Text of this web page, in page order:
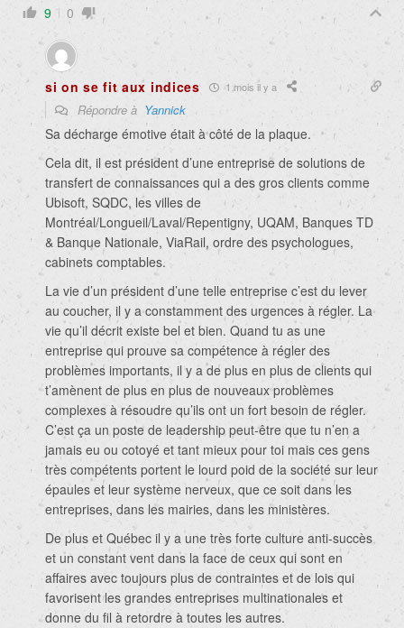
9 0
si on se fit aux indices 1 mois il y a
Répondre à Yannick
Sa décharge émotive était à côté de la plaque.
Cela dit, il est président d’une entreprise de solutions de
transfert de connaissances qui a des gros clients comme
Ubisoft, SQDC, les villes de
Montréal/Longueil/Laval/Repentigny, UQAM, Banques TD
& Banque Nationale, ViaRail, ordre des psychologues,
cabinets comptables.
La vie d’un président d’une telle entreprise c’est du lever
au coucher, il y a constamment des urgences à régler. La
vie qu’il décrit existe bel et bien. Quand tu as une
entreprise qui prouve sa compétence à régler des
problèmes importants, il y a de plus en plus de clients qui
t’amènent de plus en plus de nouveaux problèmes
complexes à résoudre qu’ils ont un fort besoin de régler.
C’est ça un poste de leadership peut-être que tu n’en a
jamais eu ou cotoyé et tant mieux pour toi mais ces gens
très compétents portent le lourd poid de la société sur leur
épaules et leur système nerveux, que ce soit dans les
entreprises, dans les mairies, dans les ministères.
De plus et Québec il y a une très forte culture anti-succès
et un constant vent dans la face de ceux qui sont en
affaires avec toujours plus de contraintes et de lois qui
favorisent les grandes entreprises multinationales et
donne du fil à retordre à toutes les autres.